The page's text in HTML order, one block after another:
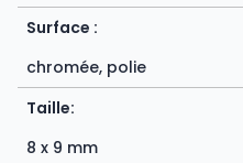
Surface :
chromée, polie
Taille:
8 x 9 mm